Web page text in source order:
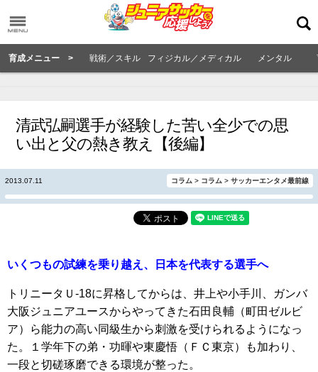
育成メニュー > 戦術／スキル フィジカル／メディカル メンタル
清武弘嗣選手が経験した苦い全少での思
い出と父の熱き教え【後編】
2013.07.11 コラム > コラム > サッカーエンタメ最前線
いくつもの試練を乗り越え、日本を代表する選手へ
トリニータＵ-18に昇格してからは、井上や小手川、ガンバ
大阪ジュニアユースからやってきた石田良輔（町田ゼルビ
ア）ら能力の高い同級生から刺激を受けられるようになっ
た。１学年下の弟・功暉や東慶悟（ＦＣ東京）も加わり、
一段と切磋琢磨できる環境が整った。